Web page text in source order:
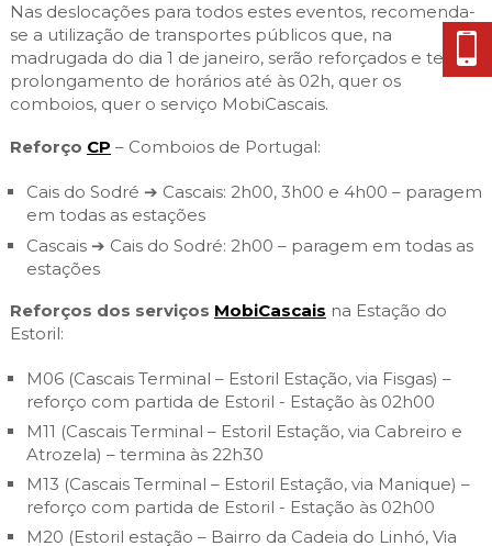
Nas deslocações para todos estes eventos, recomenda-
se a utilização de transportes públicos que, na
madrugada do dia 1 de janeiro, serão reforçados e terão
prolongamento de horários até às 02h, quer os
comboios, quer o serviço MobiCascais.
Reforço CP – Comboios de Portugal:
Cais do Sodré ➔ Cascais: 2h00, 3h00 e 4h00 – paragem
em todas as estações
Cascais ➔ Cais do Sodré: 2h00 – paragem em todas as
estações
Reforços dos serviços MobiCascais na Estação do
Estoril:
M06 (Cascais Terminal – Estoril Estação, via Fisgas) –
reforço com partida de Estoril - Estação às 02h00
M11 (Cascais Terminal – Estoril Estação, via Cabreiro e
Atrozela) – termina às 22h30
M13 (Cascais Terminal – Estoril Estação, via Manique) –
reforço com partida de Estoril - Estação às 02h00
M20 (Estoril estação – Bairro da Cadeia do Linhó, Via